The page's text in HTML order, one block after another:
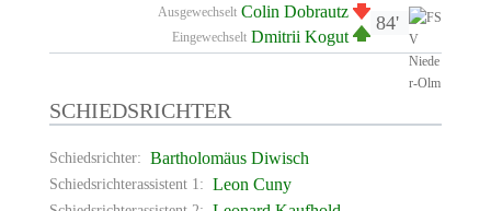
84'
Ausgewechselt Colin Dobrautz
Eingewechselt Dmitrii Kogut
SCHIEDSRICHTER
Schiedsrichter: Bartholomäus Diwisch
Schiedsrichterassistent 1: Leon Cuny